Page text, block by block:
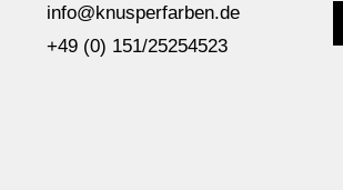
info@knusperfarben.de
+49 (0) 151/25254523